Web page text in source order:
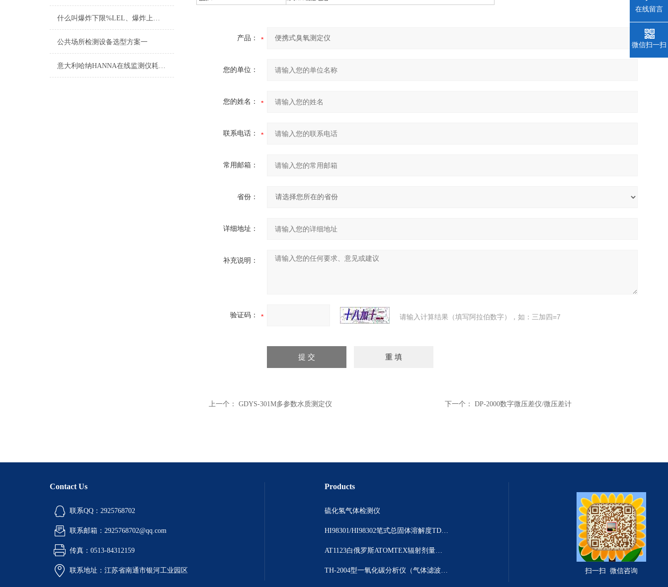
什么叫爆炸下限%LEL、爆炸上限%UEL、爆炸极限？
公共场所检测设备选型方案一
意大利哈纳HANNA在线监测仪耗材产品清单
产品：
您的单位：
您的姓名：
联系电话：
常用邮箱：
省份：
详细地址：
补充说明：
验证码： 请输入计算结果（填写阿拉伯数字），如：三加四=7
上一个： GDYS-301M多参数水质测定仪 下一个： DP-2000数字微压差仪/微压差计
Contact Us
联系QQ：2925768702
联系邮箱：2925768702@qq.com
传真：0513-84312159
联系地址：江苏省南通市银河工业园区
Products
硫化氢气体检测仪
HI98301/HI98302笔式总固体溶解度TDS测定仪
AT1123白俄罗斯ATOMTEX辐射剂量测量仪
TH-2004型一氧化碳分析仪（气体滤波相关红外吸收法） 扫一扫 微信咨询
在线留言
微信扫一扫